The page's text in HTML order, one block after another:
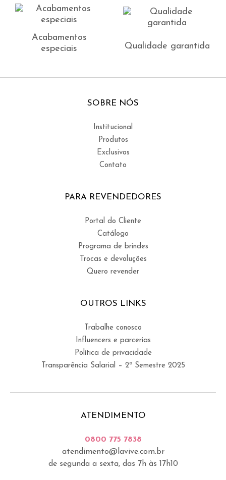
Acabamentos
especiais
Qualidade garantida
SOBRE NÓS
Institucional
Produtos
Exclusivos
Contato
PARA REVENDEDORES
Portal do Cliente
Catálogo
Programa de brindes
Trocas e devoluções
Quero revender
OUTROS LINKS
Trabalhe conosco
Influencers e parcerias
Política de privacidade
Transparência Salarial – 2º Semestre 2025
ATENDIMENTO
0800 775 7838
atendimento@lavive.com.br
de segunda a sexta, das 7h às 17h10